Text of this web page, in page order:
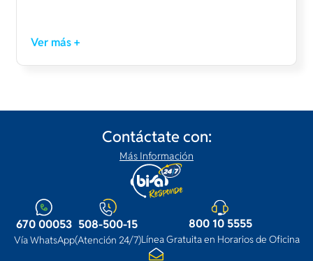
Ver más +
Contáctate con:
Más Información
670 00053
Vía WhatsApp
508-500-15
(Atención 24/7)
800 10 5555
Línea Gratuita en Horarios de Oficina